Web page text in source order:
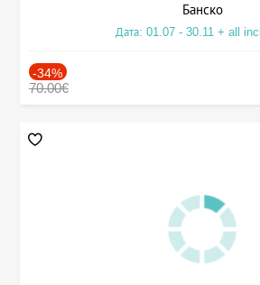
Банско
Дата: 01.07 - 30.11 + all
-34%
70.00€